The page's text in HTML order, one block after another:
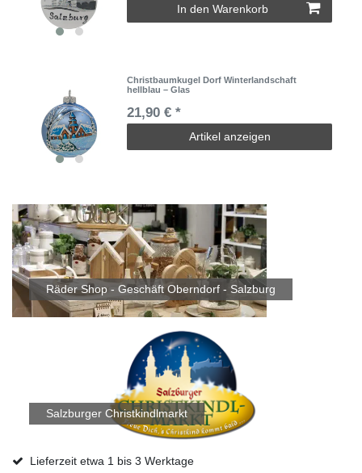
In den Warenkorb
Christbaumkugel Dorf Winterlandschaft
hellblau – Glas
21,90 € *
Artikel anzeigen
Räder Shop - Geschäft Oberndorf - Salzburg
Salzburger Christkindlmarkt
Lieferzeit etwa 1 bis 3 Werktage